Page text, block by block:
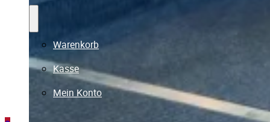
Warenkorb
Kasse
Mein Konto